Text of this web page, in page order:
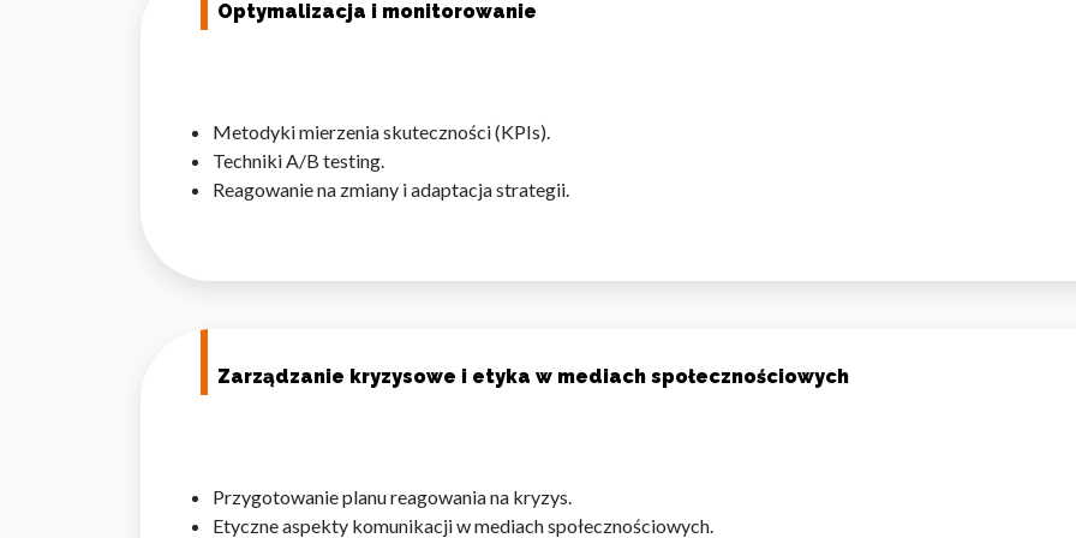
Optymalizacja i monitorowanie
Metodyki mierzenia skuteczności (KPIs).
Techniki A/B testing.
Reagowanie na zmiany i adaptacja strategii.
Zarządzanie kryzysowe i etyka w mediach społecznościowych
Przygotowanie planu reagowania na kryzys.
Etyczne aspekty komunikacji w mediach społecznościowych.
Statystyka
Marketing
Nieklasyfikowane pliki cookie, to pliki, które są w procesie klasyfikowania, wraz z dostawcami